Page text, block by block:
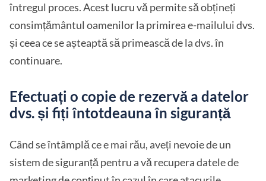
întregul proces. Acest lucru vă permite să obțineți
consimțământul oamenilor la primirea e-mailului dvs.
și ceea ce se așteaptă să primească de la dvs. în
continuare.
Efectuați o copie de rezervă a datelor
dvs. și fiți întotdeauna în siguranță
Când se întâmplă ce e mai rău, aveți nevoie de un
sistem de siguranță pentru a vă recupera datele de